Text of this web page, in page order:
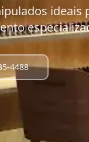
ideais
4488